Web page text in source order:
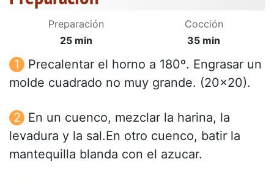
Preparación
25 min
Cocción
35 min
Precalentar el horno a 180º. Engrasar un
molde cuadrado no muy grande. (20x20).
En un cuenco, mezclar la harina, la
levadura y la sal.En otro cuenco, batir la
mantequilla blanda con el azucar.